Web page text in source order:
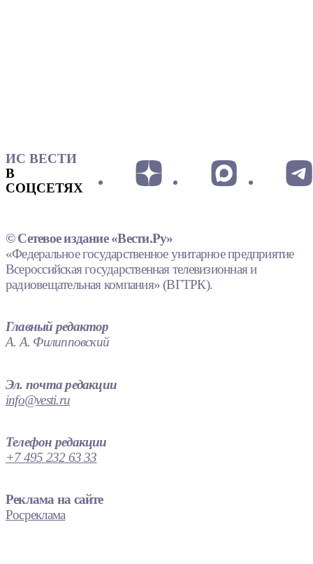
ИС ВЕСТИ
В
СОЦСЕТЯХ
© Сетевое издание «Вести.Ру»
«Федеральное государственное унитарное предприятие
Всероссийская государственная телевизионная и
радиовещательная компания» (ВГТРК).
Главный редактор
А. А. Филипповский
Эл. почта редакции
info@vesti.ru
Телефон редакции
+7 495 232 63 33
Реклама на сайте
Росреклама